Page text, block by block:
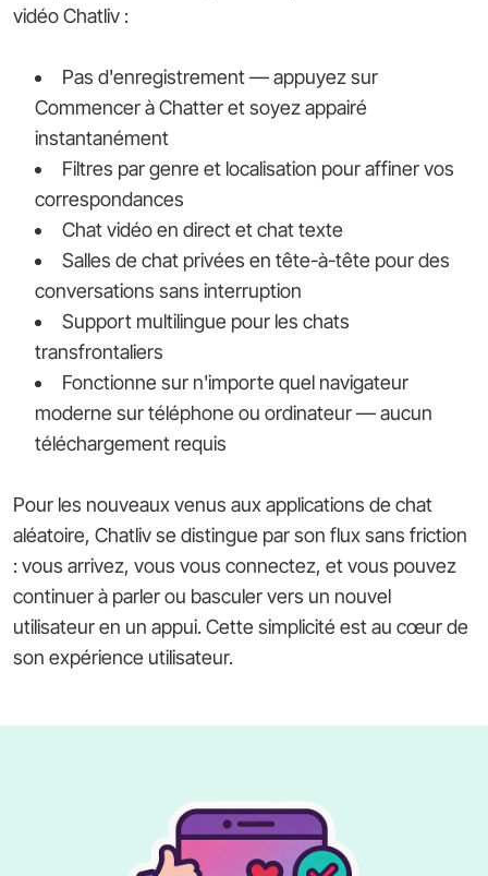
vidéo Chatliv :
Pas d'enregistrement — appuyez sur
Commencer à Chatter et soyez appairé
instantanément
Filtres par genre et localisation pour affiner vos
correspondances
Chat vidéo en direct et chat texte
Salles de chat privées en tête-à-tête pour des
conversations sans interruption
Support multilingue pour les chats
transfrontaliers
Fonctionne sur n'importe quel navigateur
moderne sur téléphone ou ordinateur — aucun
téléchargement requis
Pour les nouveaux venus aux applications de chat
aléatoire, Chatliv se distingue par son flux sans friction
: vous arrivez, vous vous connectez, et vous pouvez
continuer à parler ou basculer vers un nouvel
utilisateur en un appui. Cette simplicité est au cœur de
son expérience utilisateur.